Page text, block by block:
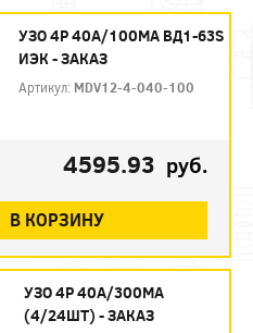
УЗО 4P 40А/100МА ВД1-63S
ИЭК - ЗАКАЗ
Артикул: MDV12-4-040-100
4595.93 руб.
В КОРЗИНУ
УЗО 4P 40А/300МА
(4/24ШТ) - ЗАКАЗ